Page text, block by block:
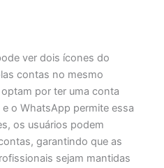
ver dois ícones do
contas no mesmo
por ter uma conta
o WhatsApp permite essa
os usuários podem
garantindo que as
sejam mantidas